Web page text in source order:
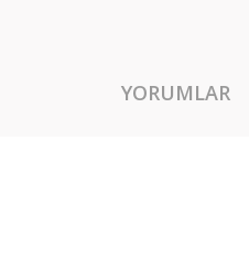
YORUMLAR